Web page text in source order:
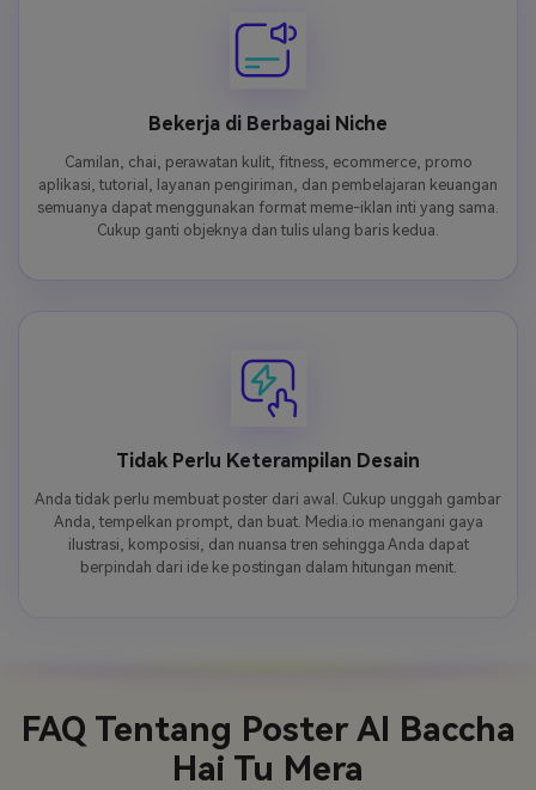
Bekerja di Berbagai Niche
Camilan, chai, perawatan kulit, fitness, ecommerce, promo
aplikasi, tutorial, layanan pengiriman, dan pembelajaran keuangan
semuanya dapat menggunakan format meme-iklan inti yang sama.
Cukup ganti objeknya dan tulis ulang baris kedua.
Tidak Perlu Keterampilan Desain
Anda tidak perlu membuat poster dari awal. Cukup unggah gambar
Anda, tempelkan prompt, dan buat. Media.io menangani gaya
ilustrasi, komposisi, dan nuansa tren sehingga Anda dapat
berpindah dari ide ke postingan dalam hitungan menit.
FAQ Tentang Poster AI Baccha
Hai Tu Mera